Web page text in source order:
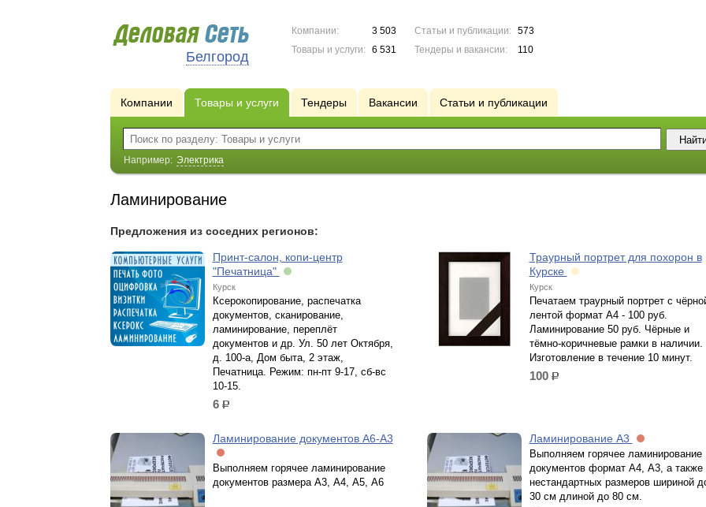
Белгород
Компании:
3 503
Товары и услуги:
6 531
Статьи и публикации:
573
Тендеры и вакансии:
110
Компании Товары и услуги Тендеры Вакансии Статьи и публикации
Например: Электрика
Ламинирование
Предложения из соседних регионов:
Принт-салон, копи-центр
"Печатница"
Курск
Ксерокопирование, распечатка
документов, сканирование,
ламинирование, переплёт
документов и др. Ул. 50 лет Октября,
д. 100-а, Дом быта, 2 этаж,
Печатница. Режим: пн-пт 9-17, сб-вс
10-15.
6 р.
Траурный портрет для похорон в
Курске
Курск
Печатаем траурный портрет с
лентой формат А4 - 100 руб.
Ламинирование 50 руб. Чёрные и
тёмно-коричневые рамки в наличии.
Изготовление в течение 10 минут.
100 р.
Ламинирование документов А6-А3
Выполняем горячее ламинирование
документов размера А3, А4, А5, А6
Ламинирование А3
Выполняем горячее ламинирование
документов формат А4, А3, а также
нестандартных размеров шириной
30 см длиной до 80 см.